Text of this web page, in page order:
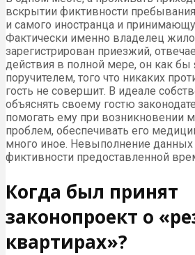
вскрытии фиктивности пребывания
и самого иностранца и
Фактически именно владелец
зарегистрирован приезжий,
действия в полной мере, он как бы
поручителем, того что никаких
гость не совершит. В идеале
объяснять своему гостю
помогать ему при возникновении
проблем, обеспечивать его
много иное. Невыполнение данных
фиктивности предоставленной
Когда был принят
законопроект о
квартирах»?